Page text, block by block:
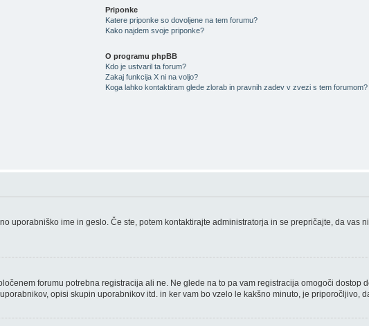
Priponke
Katere priponke so dovoljene na tem forumu?
Kako najdem svoje priponke?
O programu phpBB
Kdo je ustvaril ta forum?
Zakaj funkcija X ni na voljo?
Koga lahko kontaktiram glede zlorab in pravnih zadev v zvezi s tem forumom?
uporabniško ime in geslo. Če ste, potem kontaktirajte administratorja in se prepričajte, da vas
forumu potrebna registracija ali ne. Ne glede na to pa vam registracija omogoči dostop
opisi skupin uporabnikov itd. in ker vam bo vzelo le kakšno minuto, je priporočljivo,